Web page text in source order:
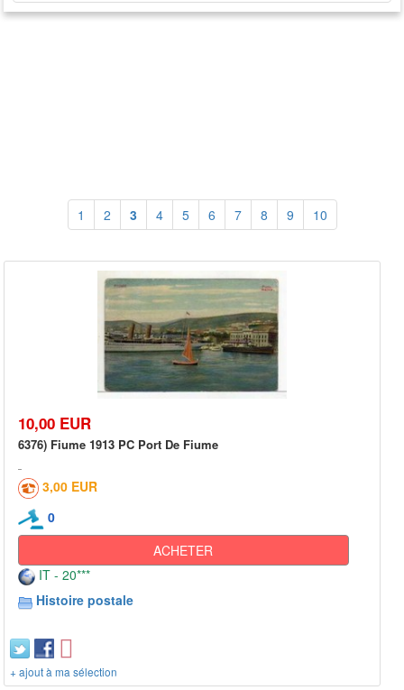
1 2 3 4 5 6 7 8 9 10
10,00 EUR
6376) Fiume 1913 PC Port De Fiume
3,00 EUR
0
ACHETER
IT - 20***
Histoire postale
+ ajout à ma sélection